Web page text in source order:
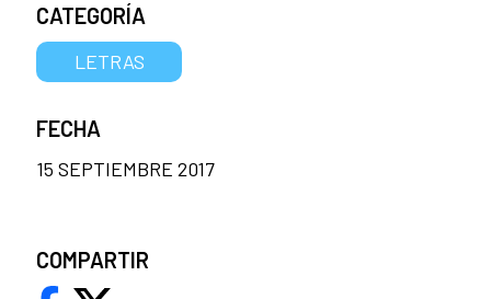
CATEGORÍA
LETRAS
FECHA
15 SEPTIEMBRE 2017
COMPARTIR